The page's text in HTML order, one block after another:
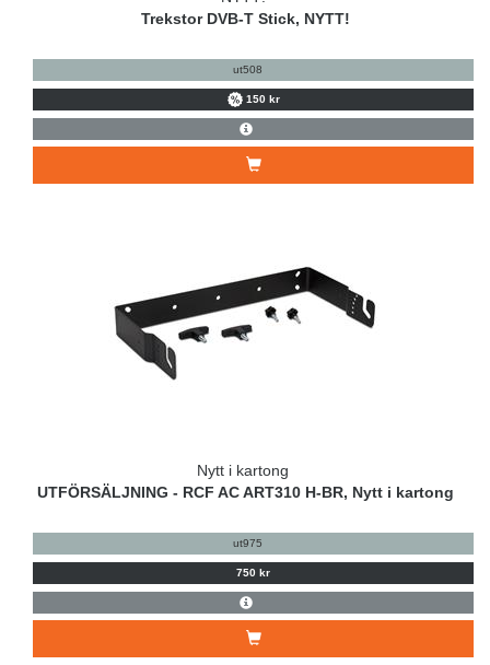
Trekstor DVB-T Stick, NYTT!
ut508
150 kr
Nytt i kartong
UTFÖRSÄLJNING - RCF AC ART310 H-BR, Nytt i kartong
ut975
750 kr